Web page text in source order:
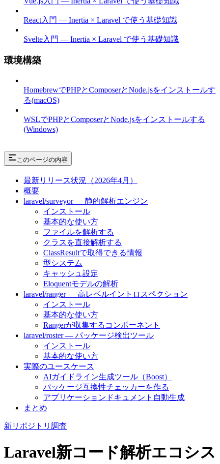
React入門 — Inertia × Laravel で使う基礎知識
Svelte入門 — Inertia × Laravel で使う基礎知識
環境構築
HomebrewでPHPとComposerとNode.jsをインストールす
る(macOS)
WSLでPHPとComposerとNode.jsをインストールする
(Windows)
このページの内容
最新リリース状況（2026年4月）
概要
laravel/surveyor — 静的解析エンジン
インストール
基本的な使い方
ファイルを解析する
クラスを直接解析する
ClassResultで取得できる情報
型システム
キャッシュ設定
Eloquentモデルの解析
laravel/ranger — 高レベルイントロスペクション
インストール
基本的な使い方
Rangerが収集するコンポーネント
laravel/roster — パッケージ検出ツール
インストール
基本的な使い方
実際のユースケース
AIガイドライン生成ツール（Boost）
パッケージ互換性チェッカーを作る
アプリケーションドキュメント自動生成
まとめ
新リポジトリ調査
Laravel新コード解析エコシス